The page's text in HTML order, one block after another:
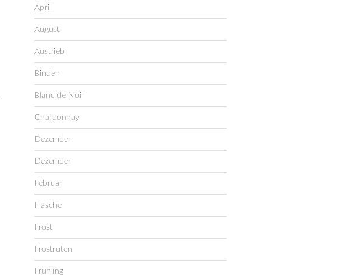
April
August
Austrieb
Binden
Blanc de Noir
Chardonnay
Dezember
Dezember
Februar
Flasche
Frost
Frostruten
Frühling